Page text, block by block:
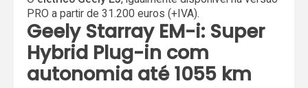
PRO a partir de 31.200 euros (+IVA).
Geely Starray EM-i: Super
Hybrid Plug-in com
autonomia até 1055 km